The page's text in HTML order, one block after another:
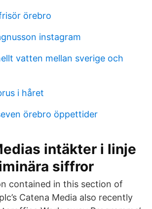
örebro
instagram
vatten mellan sverige och
i håret
örebro öppettider
intäkter i linje
siffror
contained in this section of
Catena Media also recently